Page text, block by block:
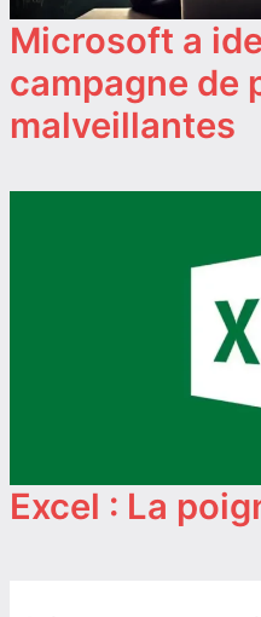
Microsoft a
campagne de
malveillantes
Excel : La